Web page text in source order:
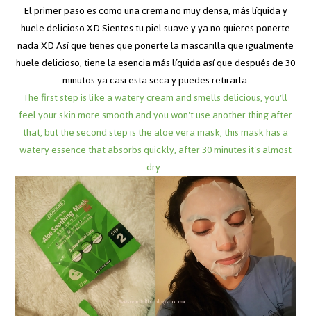
El primer paso es como una crema no muy densa, más líquida y
huele delicioso XD Sientes tu piel suave y ya no quieres ponerte
nada XD Así que tienes que ponerte la mascarilla que igualmente
huele delicioso, tiene la esencia más líquida así que después de 30
minutos ya casi esta seca y puedes retirarla.
The first step is like a watery cream and smells delicious, you'll
feel your skin more smooth and you won't use another thing after
that, but the second step is the aloe vera mask, this mask has a
watery essence that absorbs quickly, after 30 minutes it's almost
dry.